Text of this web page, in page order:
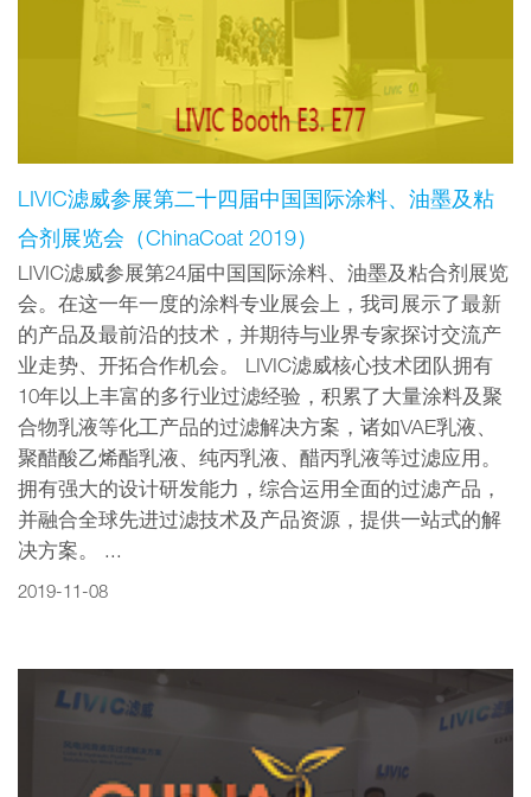
LIVIC滤威参展第二十四届中国国际涂料、油墨及粘
合剂展览会（ChinaCoat 2019）
LIVIC滤威参展第24届中国国际涂料、油墨及粘合剂展览
会。在这一年一度的涂料专业展会上，我司展示了最新
的产品及最前沿的技术，并期待与业界专家探讨交流产
业走势、开拓合作机会。 LIVIC滤威核心技术团队拥有
10年以上丰富的多行业过滤经验，积累了大量涂料及聚
合物乳液等化工产品的过滤解决方案，诸如VAE乳液、
聚醋酸乙烯酯乳液、纯丙乳液、醋丙乳液等过滤应用。
拥有强大的设计研发能力，综合运用全面的过滤产品，
并融合全球先进过滤技术及产品资源，提供一站式的解
决方案。 ...
2019-11-08